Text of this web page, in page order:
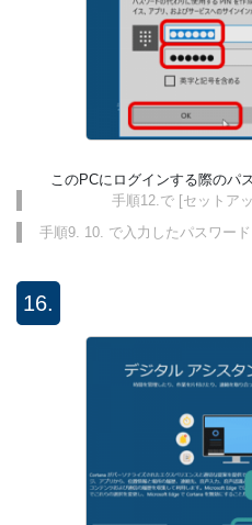
このPCにログインする際のパ
手順12.で [セットア
手順9. 10. で入力したパスワー
16.